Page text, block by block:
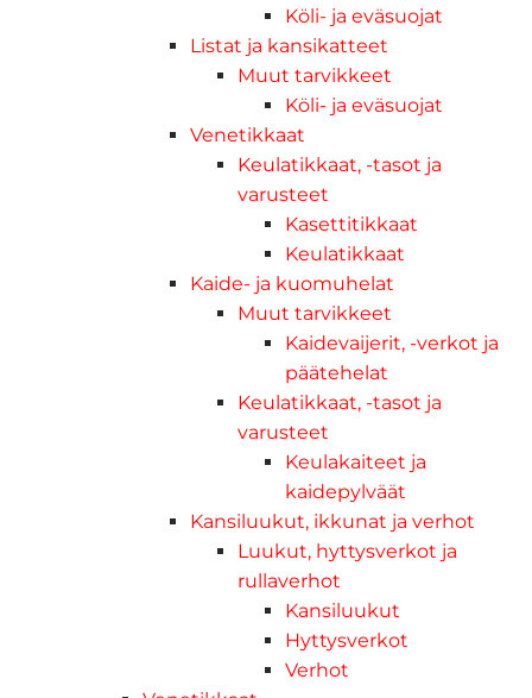
Köli- ja eväsuojat
Listat ja kansikatteet
Muut tarvikkeet
Köli- ja eväsuojat
Venetikkaat
Keulatikkaat, -tasot ja
varusteet
Kasettitikkaat
Keulatikkaat
Kaide- ja kuomuhelat
Muut tarvikkeet
Kaidevaijerit, -verkot ja
päätehelat
Keulatikkaat, -tasot ja
varusteet
Keulakaiteet ja
kaidepylväät
Kansiluukut, ikkunat ja verhot
Luukut, hyttysverkot ja
rullaverhot
Kansiluukut
Hyttysverkot
Verhot